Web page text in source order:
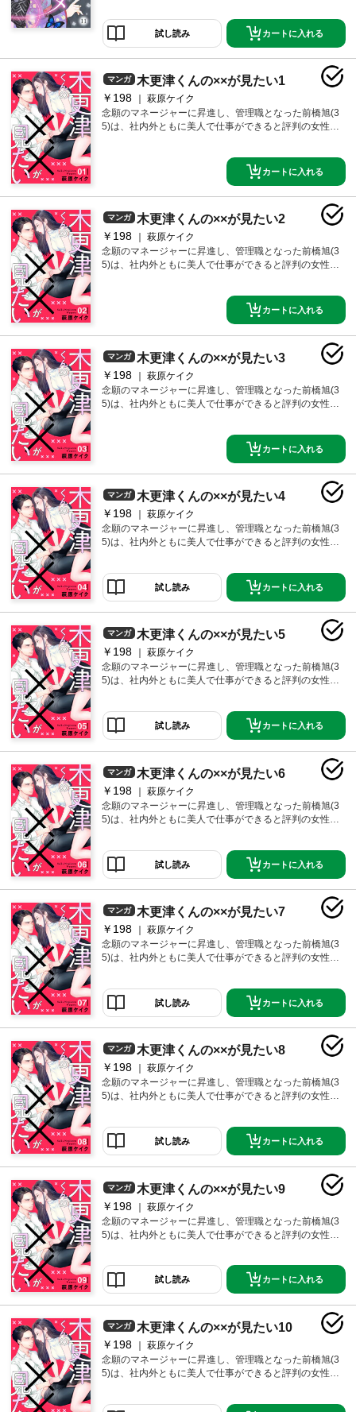
中に、見知らぬイケメン大学青年から突然プレゼント
をもらう。色めきだつ仕事仲間たちだったが、わけの
わからない蘭子は極めて冷静。だが、家ではとんでも
ない問題が起きていた。なんと、子爵の蝶名橋家から
蘭子に縁談の話が来ているという。実は祖父同士が孫
を結婚させる約束をしていたのだ。とはいえ、仕事も
楽しいし、結婚にもまだ興味のない蘭子は断るが、体
裁を保ちたい両親の勢いに押され、しぶしぶ蝶名橋家
試し読み カートに入れる
マンガ 木更津くんの××が見たい1
￥198
萩原ケイク
念願のマネージャーに昇進し、管理職となった前橋旭(3
5)は、社内外ともに美人で仕事ができると評判の女性。
めていた。「もうセックスはしたくない。」そして、
一つの欲望が彼女の中で芽生え始め…「男の人が自分
を見て興奮して、一人でシてるところが見たい！」そ
んななか、取引先のちょっと自意識過剰なイケメンデ
ィレクター・木更津耕哉(29)と知り合うが、木更津もま
た、イジメのトラウマで女性に劣等感があり、いまだ
に、ほぼ童貞、「一人でシてるところを見られた
い！」という欲望を持っていた！？カラダの関係から
性のリアルを描いた“不器用で純粋で、少し普通じゃな
カートに入れる
マンガ 木更津くんの××が見たい2
￥198
萩原ケイク
念願のマネージャーに昇進し、管理職となった前橋旭(3
5)は、社内外ともに美人で仕事ができると評判の女性。
めていた。「もうセックスはしたくない。」そして、
一つの欲望が彼女の中で芽生え始め…「男の人が自分
んななか、取引先のちょっと自意識過剰なイケメンデ
ィレクター・木更津耕哉(29)と知り合うが、木更津もま
た、イジメのトラウマで女性に劣等感があり、いまだ
に、ほぼ童貞、「一人でシてるところを見られた
い！」という欲望を持っていた！？カラダの関係から
性のリアルを描いた“不器用で純粋で、少し普通じゃな
カートに入れる
マンガ 木更津くんの××が見たい3
￥198
萩原ケイク
念願のマネージャーに昇進し、管理職となった前橋旭(3
5)は、社内外ともに美人で仕事ができると評判の女性。
めていた。「もうセックスはしたくない。」そして、
一つの欲望が彼女の中で芽生え始め…「男の人が自分
んななか、取引先のちょっと自意識過剰なイケメンデ
ィレクター・木更津耕哉(29)と知り合うが、木更津もま
た、イジメのトラウマで女性に劣等感があり、いまだ
に、ほぼ童貞、「一人でシてるところを見られた
い！」という欲望を持っていた！？カラダの関係から
性のリアルを描いた“不器用で純粋で、少し普通じゃな
い”リハビリ恋愛！
カートに入れる
マンガ 木更津くんの××が見たい4
￥198
萩原ケイク
念願のマネージャーに昇進し、管理職となった前橋旭(3
5)は、社内外ともに美人で仕事ができると評判の女性。
めていた。「もうセックスはしたくない。」そして、
一つの欲望が彼女の中で芽生え始め…「男の人が自分
を見て興奮して、一人でシてるところが見たい！」そ
んななか、取引先のちょっと自意識過剰なイケメンデ
ィレクター・木更津耕哉(29)と知り合うが、木更津もま
た、イジメのトラウマで女性に劣等感があり、いまだ
に、ほぼ童貞、「一人でシてるところを見られた
い！」という欲望を持っていた！？カラダの関係から
性のリアルを描いた“不器用で純粋で、少し普通じゃな
い”リハビリ恋愛！
試し読み カートに入れる
マンガ 木更津くんの××が見たい5
￥198
萩原ケイク
念願のマネージャーに昇進し、管理職となった前橋旭(3
5)は、社内外ともに美人で仕事ができると評判の女性。
めていた。「もうセックスはしたくない。」そして、
一つの欲望が彼女の中で芽生え始め…「男の人が自分
んななか、取引先のちょっと自意識過剰なイケメンデ
ィレクター・木更津耕哉(29)と知り合うが、木更津もま
た、イジメのトラウマで女性に劣等感があり、いまだ
に、ほぼ童貞、「一人でシてるところを見られた
い！」という欲望を持っていた！？カラダの関係から
性のリアルを描いた“不器用で純粋で、少し普通じゃな
い”リハビリ恋愛！
試し読み カートに入れる
マンガ 木更津くんの××が見たい6
￥198
萩原ケイク
念願のマネージャーに昇進し、管理職となった前橋旭(3
5)は、社内外ともに美人で仕事ができると評判の女性。
めていた。「もうセックスはしたくない。」そして、
一つの欲望が彼女の中で芽生え始め…「男の人が自分
んななか、取引先のちょっと自意識過剰なイケメンデ
ィレクター・木更津耕哉(29)と知り合うが、木更津もま
た、イジメのトラウマで女性に劣等感があり、いまだ
に、ほぼ童貞、「一人でシてるところを見られた
い！」という欲望を持っていた！？カラダの関係から
性のリアルを描いた“不器用で純粋で、少し普通じゃな
い”リハビリ恋愛！
試し読み カートに入れる
マンガ 木更津くんの××が見たい7
￥198
萩原ケイク
念願のマネージャーに昇進し、管理職となった前橋旭(3
5)は、社内外ともに美人で仕事ができると評判の女性。
めていた。「もうセックスはしたくない。」そして、
一つの欲望が彼女の中で芽生え始め…「男の人が自分
を見て興奮して、一人でシてるところが見たい！」そ
んななか、取引先のちょっと自意識過剰なイケメンデ
ィレクター・木更津耕哉(29)と知り合うが、木更津もま
た、イジメのトラウマで女性に劣等感があり、いまだ
に、ほぼ童貞、「一人でシてるところを見られた
い！」という欲望を持っていた！？カラダの関係から
性のリアルを描いた“不器用で純粋で、少し普通じゃな
い”リハビリ恋愛！
試し読み カートに入れる
マンガ 木更津くんの××が見たい8
￥198
萩原ケイク
念願のマネージャーに昇進し、管理職となった前橋旭(3
5)は、社内外ともに美人で仕事ができると評判の女性。
めていた。「もうセックスはしたくない。」そして、
一つの欲望が彼女の中で芽生え始め…「男の人が自分
んななか、取引先のちょっと自意識過剰なイケメンデ
ィレクター・木更津耕哉(29)と知り合うが、木更津もま
た、イジメのトラウマで女性に劣等感があり、いまだ
に、ほぼ童貞、「一人でシてるところを見られた
い！」という欲望を持っていた！？カラダの関係から
性のリアルを描いた“不器用で純粋で、少し普通じゃな
い”リハビリ恋愛！
試し読み カートに入れる
マンガ 木更津くんの××が見たい9
￥198
萩原ケイク
念願のマネージャーに昇進し、管理職となった前橋旭(3
5)は、社内外ともに美人で仕事ができると評判の女性。
めていた。「もうセックスはしたくない。」そして、
一つの欲望が彼女の中で芽生え始め…「男の人が自分
んななか、取引先のちょっと自意識過剰なイケメンデ
ィレクター・木更津耕哉(29)と知り合うが、木更津もま
た、イジメのトラウマで女性に劣等感があり、いまだ
に、ほぼ童貞、「一人でシてるところを見られた
い！」という欲望を持っていた！？カラダの関係から
試し読み カートに入れる
マンガ 木更津くんの××が見たい10
￥198
萩原ケイク
念願のマネージャーに昇進し、管理職となった前橋旭(3
5)は、社内外ともに美人で仕事ができると評判の女性。